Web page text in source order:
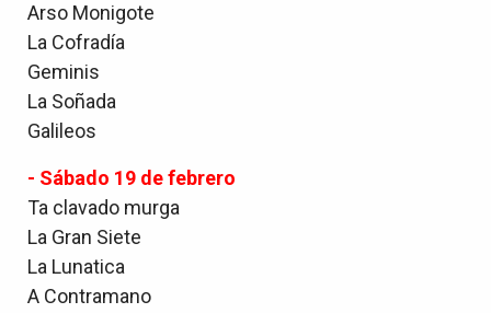
Arso Monigote
La Cofradía
Geminis
La Soñada
Galileos
- Sábado 19 de febrero
Ta clavado murga
La Gran Siete
La Lunatica
A Contramano